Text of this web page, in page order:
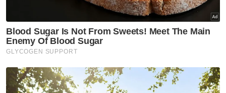
Hafaz Al Quran Dalam Masa Tiga Bulan